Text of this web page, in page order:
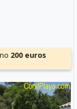
200 euros